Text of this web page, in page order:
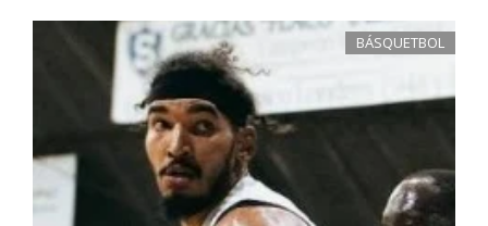
BÁSQUETBOL